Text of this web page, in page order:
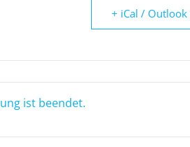
+ iCal /
ist beendet.